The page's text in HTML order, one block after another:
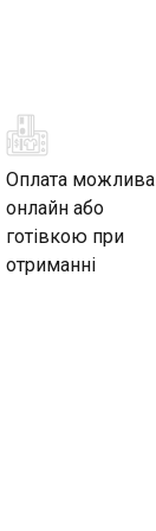
Оплата можлива
онлайн або
готівкою при
отриманні